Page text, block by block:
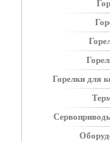
Горелки для